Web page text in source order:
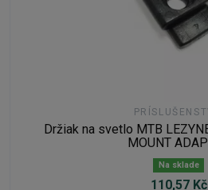
Držiak na svetlo MTB
MOUNT
Na sklade
110,57 Kč